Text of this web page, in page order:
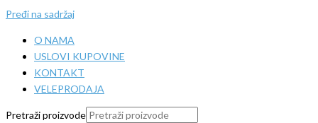
Pređi na sadržaj
O NAMA
USLOVI KUPOVINE
KONTAKT
VELEPRODAJA
Pretraži proizvode